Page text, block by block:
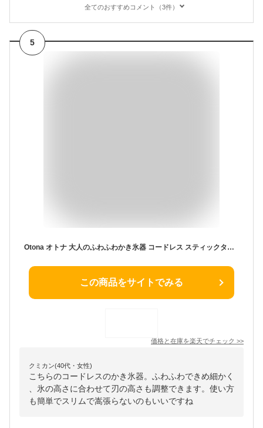
全てのおすすめコメント（3件）
5
Otona オトナ 大人のふわふわかき氷器 コードレス スティックタイプ 電動 かき氷器 かき氷機 氷かき器 ハンディ ワンプッシュ ふわ雪 大人 ふわふわ かき氷 CDIS-B3 パステルターコイズ【送料無料】
この商品をサイトでみる
価格と在庫を楽天でチェック >>
クミカン(40代・女性)
こちらのコードレスのかき氷器。ふわふわできめ細かく
、氷の高さに合わせて刃の高さも調整できます。使い方
も簡単でスリムで嵩張らないのもいいですね